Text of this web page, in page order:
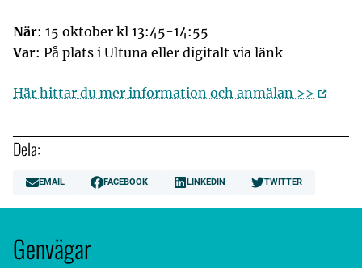
När: 15 oktober kl 13:45-14:55
Var: På plats i Ultuna eller digitalt via länk
Här hittar du mer information och anmälan >>
Dela:
EMAIL FACEBOOK LINKEDIN TWITTER
Genvägar